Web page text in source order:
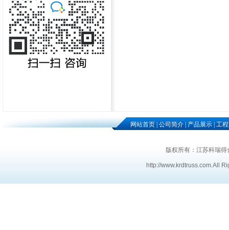
网站首页|公司简介|产品展示|工
版权所有：江苏科瑞
http://www.krdtruss.com.All